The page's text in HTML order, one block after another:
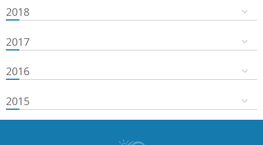
2018
2017
2016
2015